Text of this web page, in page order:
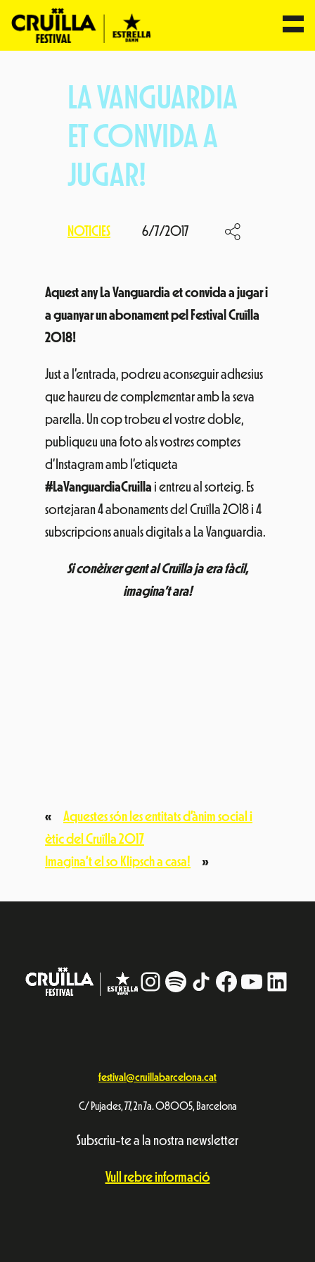
LA VANGUARDIA
ET CONVIDA A
JUGAR!
NOTICIES 6/7/2017
Aquest any La Vanguardia et convida a jugar i
a guanyar un abonament pel Festival Cruïlla
2018!
Just a l’entrada, podreu aconseguir adhesius
que haureu de complementar amb la seva
parella. Un cop trobeu el vostre doble,
publiqueu una foto als vostres comptes
d’Instagram amb l’etiqueta
#LaVanguardiaCruilla i entreu al sorteig. Es
sortejaran 4 abonaments del Cruïlla 2018 i 4
subscripcions anuals digitals a La Vanguardia.
Si conèixer gent al Cruïlla ja era fàcil,
imagina’t ara!
«
Aquestes són les entitats d’ànim social i
ètic del Cruïlla 2017
Imagina’t el so Klipsch a casa!
»
Instagram
# TikTokFacebook
festival@cruillabarcelona.cat
C/ Pujades, 77, 2n 7a. 08005, Barcelona
Subscriu-te a la nostra newsletter
Vull rebre informació